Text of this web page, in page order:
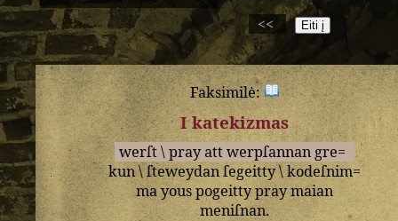
<<
Faksimilė:
I katekizmas
werſt\prayattwerpſannan gre=
kun\ſteweydanſegeitty\kodeſnim=
mayouspogeittypraymaian
meniſnan.